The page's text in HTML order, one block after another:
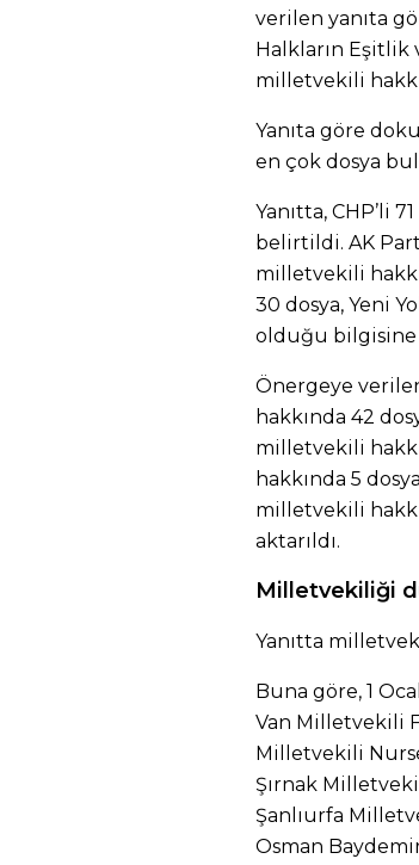
verilen yanıta
Halkların Eşitlik
milletvekili
Yanıta göre
en çok dosya
Yanıtta, CHP’li
belirtildi. AK
milletvekili
30 dosya, Yeni
olduğu bilgisine
Önergeye
hakkında 42
milletvekili
hakkında 5
milletvekili
aktarıldı.
Milletvekiliği
Yanıtta
Buna göre, 1
Van Milletvekili
Milletvekili
Şırnak
Şanlıurfa
Osman